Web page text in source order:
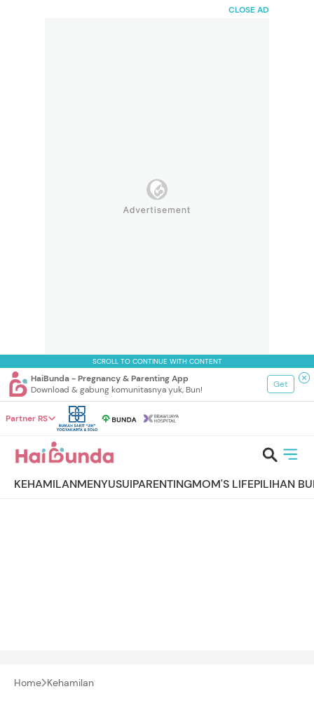
CLOSE AD
SCROLL TO CONTINUE WITH CONTENT
HaiBunda - Pregnancy & Parenting App
Download & gabung komunitasnya yuk, Bun!
Get
Partner RS
KEHAMILANMENYUSUIPARENTINGMOM'S LIFEPILIHAN
Home Kehamilan